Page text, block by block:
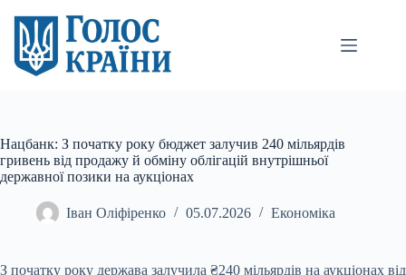
вмісту
Нацбанк: З початку року бюджет залучив 240 мільярдів
гривень від продажу й обміну облігацій внутрішньої
державної позики на аукціонах
Іван Оліфіренко 05.07.2026 Економіка
З початку року держава залучила ₴240 мільярдів на аукціонах від